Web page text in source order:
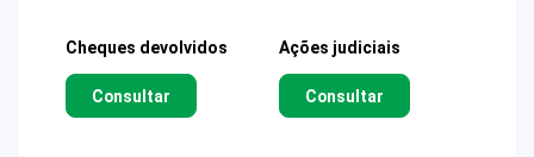
Cheques devolvidos
Consultar
Ações judiciais
Consultar